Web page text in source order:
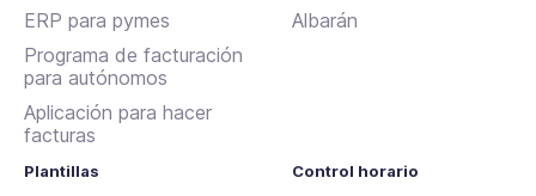
ERP para pymes
Programa de facturación
para autónomos
Aplicación para hacer
facturas
Albarán
Plantillas Control horario